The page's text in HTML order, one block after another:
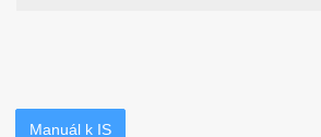
Manuál k IS